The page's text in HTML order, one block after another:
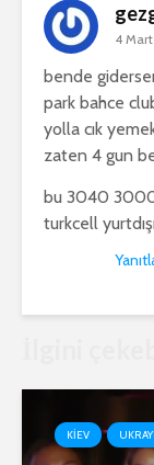
4
bende
park bahce
yolla cık
zaten 4 gun
bu 3040 3000
turkcell
KIEV